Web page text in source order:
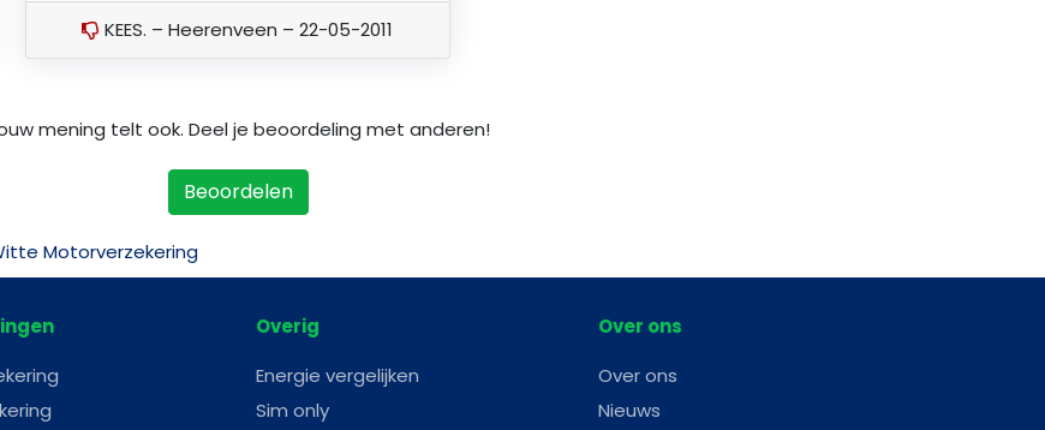
KEES. – Heerenveen – 22-05-2011
mening telt ook. Deel je beoordeling met anderen!
Beoordelen
Motorverzekering
Overig
Energie vergelijken
Sim only
Over ons
Over ons
Nieuws